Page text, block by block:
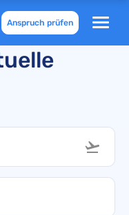
Anspruch prüfen